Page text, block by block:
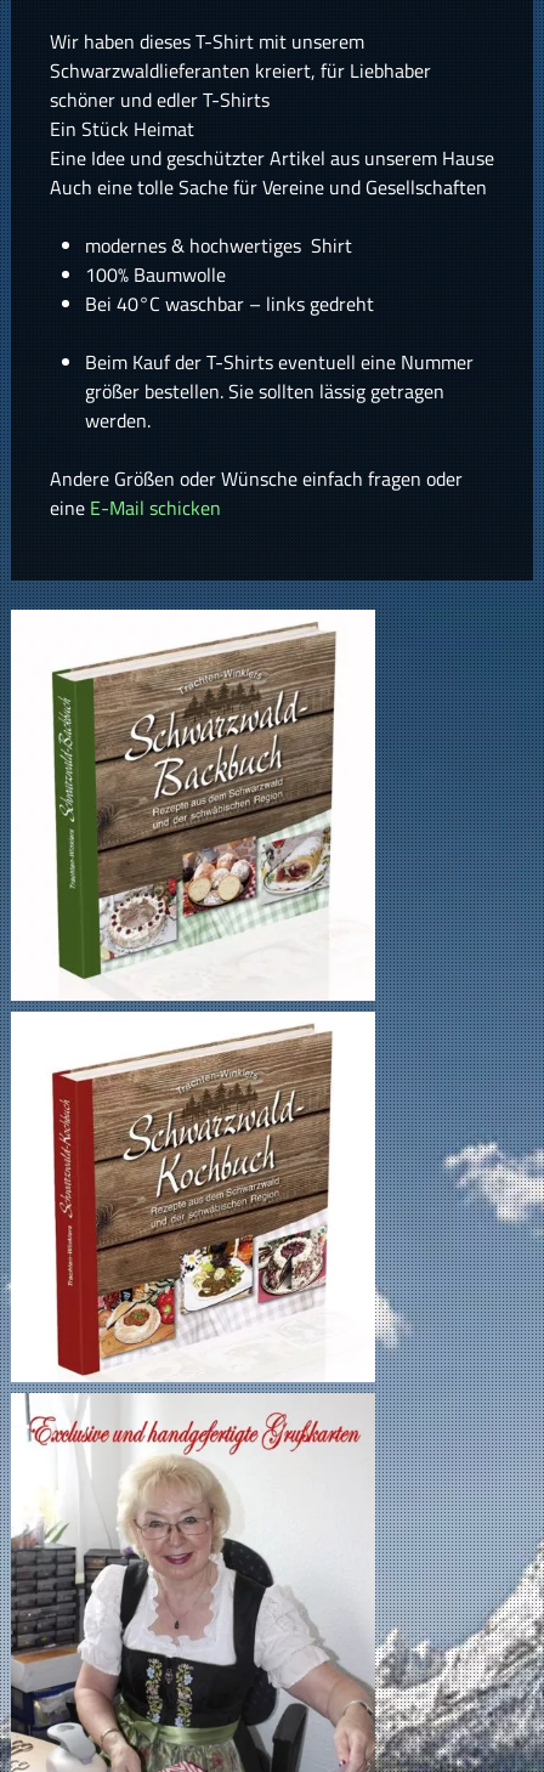
Wir haben dieses T-Shirt mit unserem
Schwarzwaldlieferanten kreiert, für Liebhaber
schöner und edler T-Shirts
Ein Stück Heimat
Eine Idee und geschützter Artikel aus unserem Hause
Auch eine tolle Sache für Vereine und Gesellschaften
modernes & hochwertiges Shirt
100% Baumwolle
Bei 40°C waschbar – links gedreht
Beim Kauf der T-Shirts eventuell eine Nummer
größer bestellen. Sie sollten lässig getragen
werden.
Andere Größen oder Wünsche einfach fragen oder
eine E-Mail schicken